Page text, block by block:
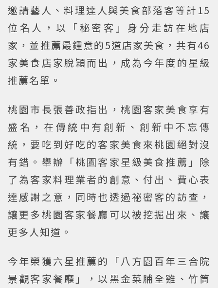
邀請藝人、料理達人與美食部落客等計15
位名人，以「秘密客」身分走訪在地店
家，並推薦最鍾意的5道店家美食，共有46
家美食店家脫穎而出，成為今年度的星級
推薦名單。
桃園市長張善政指出，桃園客家美食享有
盛名，在傳統中有創新、創新中不忘傳
統，要吃到好吃的客家美食來桃園絕對沒
有錯。舉辦「桃園客家星級美食推薦」除
了為客家料理業者的創意、付出、費心表
達感謝之意，同時也透過祕密客的訪查，
讓更多桃園客家餐廳可以被挖掘出來、讓
更多人知道。
今年榮獲六星推薦的「八方園百年三合院
景觀客家餐廳」，以黑金菜脯全雞、竹筒